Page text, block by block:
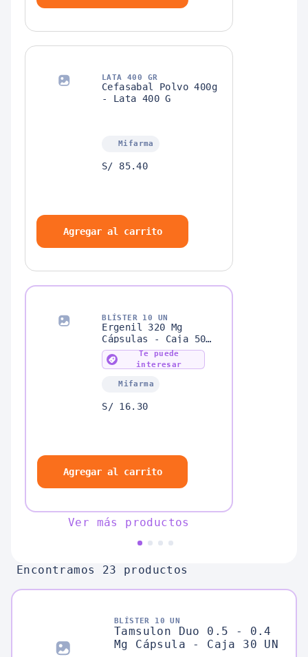
LATA 400 GR
Cefasabal Polvo 400g
- Lata 400 G
Mifarma
S/ 85.40
Agregar al carrito
BLÍSTER 10 UN
Ergenil 320 Mg
Cápsulas - Caja 50
UN
Te puede
interesar
Mifarma
S/ 16.30
Agregar al carrito
Ver más productos
Encontramos 23 productos
BLÍSTER 10 UN
Tamsulon Duo 0.5 - 0.4
Mg Cápsula - Caja 30 UN